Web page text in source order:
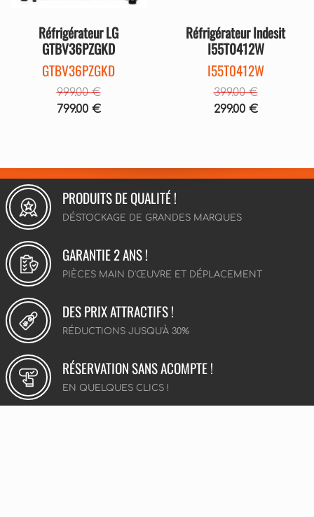
Réfrigérateur LG
GTBV36PZGKD
GTBV36PZGKD
999.00 €
799.00 €
Réfrigérateur Indesit
I55T0412W
I55T0412W
399.00 €
299.00 €
PRODUITS DE QUALITÉ !
DÉSTOCKAGE DE GRANDES MARQUES
GARANTIE 2 ANS !
PIÈCES MAIN D'ŒUVRE ET DÉPLACEMENT
DES PRIX ATTRACTIFS !
RÉDUCTIONS JUSQU'À 30%
RÉSERVATION SANS ACOMPTE !
EN QUELQUES CLICS !